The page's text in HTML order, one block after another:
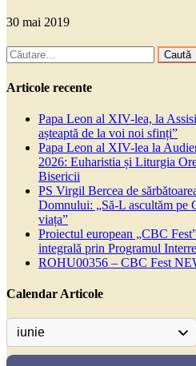
30 mai 2019
Caută
după:
Articole recente
Papa Leon al XIV-lea, la
așteaptă de la voi noi sfinți”
Papa Leon al XIV-lea la
2026: Euharistia și Liturgia
Bisericii
PS Virgil Bercea de
Domnului: „Să-L ascultăm pe
viața”
Proiectul european „CBC
integrală prin Programul
ROHU00356 – CBC Fest
Calendar Articole